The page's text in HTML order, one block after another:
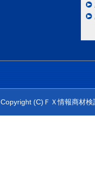
Copyright (C)ＦＸ情報商材